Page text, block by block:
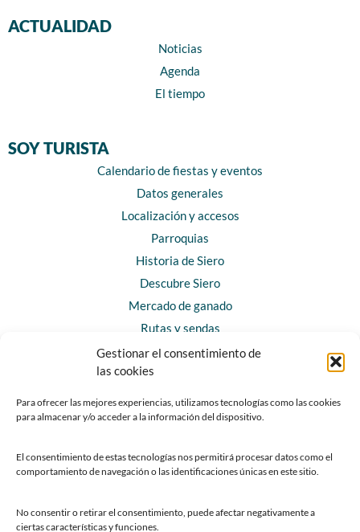
Gestionar el consentimiento de
las cookies
Para ofrecer las mejores experiencias, utilizamos tecnologías como las cookies
para almacenar y/o acceder a la información del dispositivo.
El consentimiento de estas tecnologías nos permitirá procesar datos como el
comportamiento de navegación o las identificaciones únicas en este sitio.
No consentir o retirar el consentimiento, puede afectar negativamente a
ciertas características y funciones.
ACTUALIDAD
Noticias
Agenda
El tiempo
SOY TURISTA
Calendario de fiestas y eventos
Datos generales
Localización y accesos
Parroquias
Historia de Siero
Descubre Siero
Mercado de ganado
Rutas y sendas
Horarios y contacto
Teléfonos de interés
Chatbot Siero
SEDES ELECTRÓNICAS
Sede del Ayuntamiento de Siero